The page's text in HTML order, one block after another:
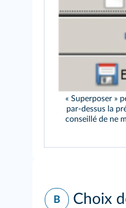
« Superposer »
par-dessus la
conseillé de ne
B Choix